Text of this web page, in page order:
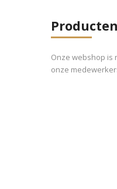
Producten
Onze webshop is
onze